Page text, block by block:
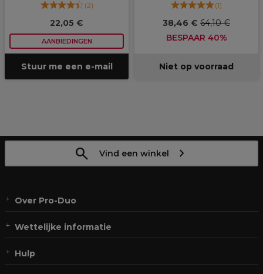
(2)
22,05 €
AANBIEDINGEN
Stuur me een e-mail
(1)
38,46 € 64,10 €
BESPAAR 40%
Niet op voorraad
Vind een winkel
Over Pro-Duo
Wettelijke informatie
Hulp